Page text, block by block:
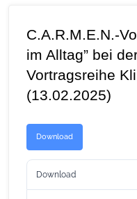
C.A.R.M.E.N.-
im Alltag” bei
Vortragsreihe
(13.02.2025)
Download
Download